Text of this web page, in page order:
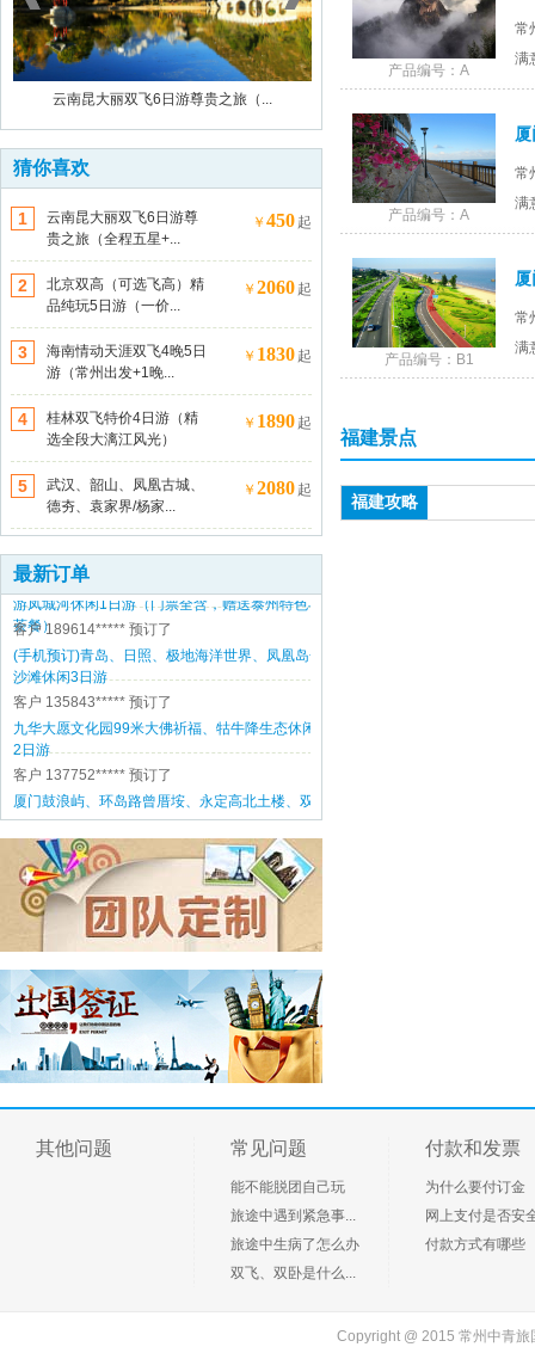
云南昆大丽双飞6日游尊贵之旅（...
猜你喜欢
1
云南昆大丽双飞6日游尊
贵之旅（全程五星+...
￥ 450 起
2
北京双高（可选飞高）精
品纯玩5日游（一价...
￥ 2060 起
3
海南情动天涯双飞4晚5日
游（常州出发+1晚...
￥ 1830 起
4
桂林双飞特价4日游（精
选全段大漓江风光）
￥ 1890 起
5
武汉、韶山、凤凰古城、
德夯、袁家界/杨家...
￥ 2080 起
最新订单
客户 189150*****预订了
(手机预订)南京中山陵、夫子庙、秦淮河游船1日
游
客户 189150*****预订了
游
客户 187061*****
泉酒店）
客户 157161*****预订了
【国庆节】东极青浜岛休闲3日游
客户 156772*****
预订了
南京中山陵、夫子庙、秦淮河游船1日游
(手机预订)南京中山陵、夫子庙、秦淮河游船1日
客户 135843*****预订了
“文化慢生活、悠游闲适多”--泰州乔园、梅园、船
游凤城河休闲1日游（门票全含，赠送泰州特色早
茶餐）
客户 135843*****预订了
“文化慢生活、悠游闲适多”--泰州乔园、梅园、船
游凤城河休闲1日游（门票全含，赠送泰州特色早
茶餐）
客户 189614*****预订了
(手机预订)青岛、日照、极地海洋世界、凤凰岛金
沙滩休闲3日游
客户 135843*****预订了
九华大愿文化园99米大佛祈福、牯牛降生态休闲
2日游
客户 137752*****预订了
厦门鼓浪屿、环岛路曾厝垵、永定高北土楼、双
飞4日游
(手机预订)云南昆明/大理/丽江双飞6日游
客户 137756***** 预订了
杭州西湖、失落古城•宋城、西塘水乡经典2日游
客户 136852*****预订了
千岛湖中心湖、垂云通天河、百岁峡皮筏漂流、
精彩2日游
客户 138135*****
预订了
(手机预订)《惊爆五星 狂欢西海岸》（沙滩酒店
值170元青岛极地海洋公园+无购物）青岛国际五
星喜来登双沙滩豪华纯玩三日
千岛湖中心湖、狄蒲花海、深奥古村、桐庐旅游
(手机预订)安吉藏龙百瀑、大溪漂流休闲1日游
产品编号：A
常
满
产品编号：A
常
满
产品编号：B1
常
满
福建景点
福建攻略
其他问题 常见问题
能不能脱团自己玩
旅途中遇到紧急事...
旅途中生病了怎么办
双飞、双卧是什么...
付款和发票
为什么要付订金
网上支付是否安
付款方式有哪些
Copyright @ 2015 常州中青